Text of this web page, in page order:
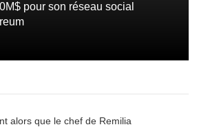
pour son réseau social
alors que le chef de Remilia